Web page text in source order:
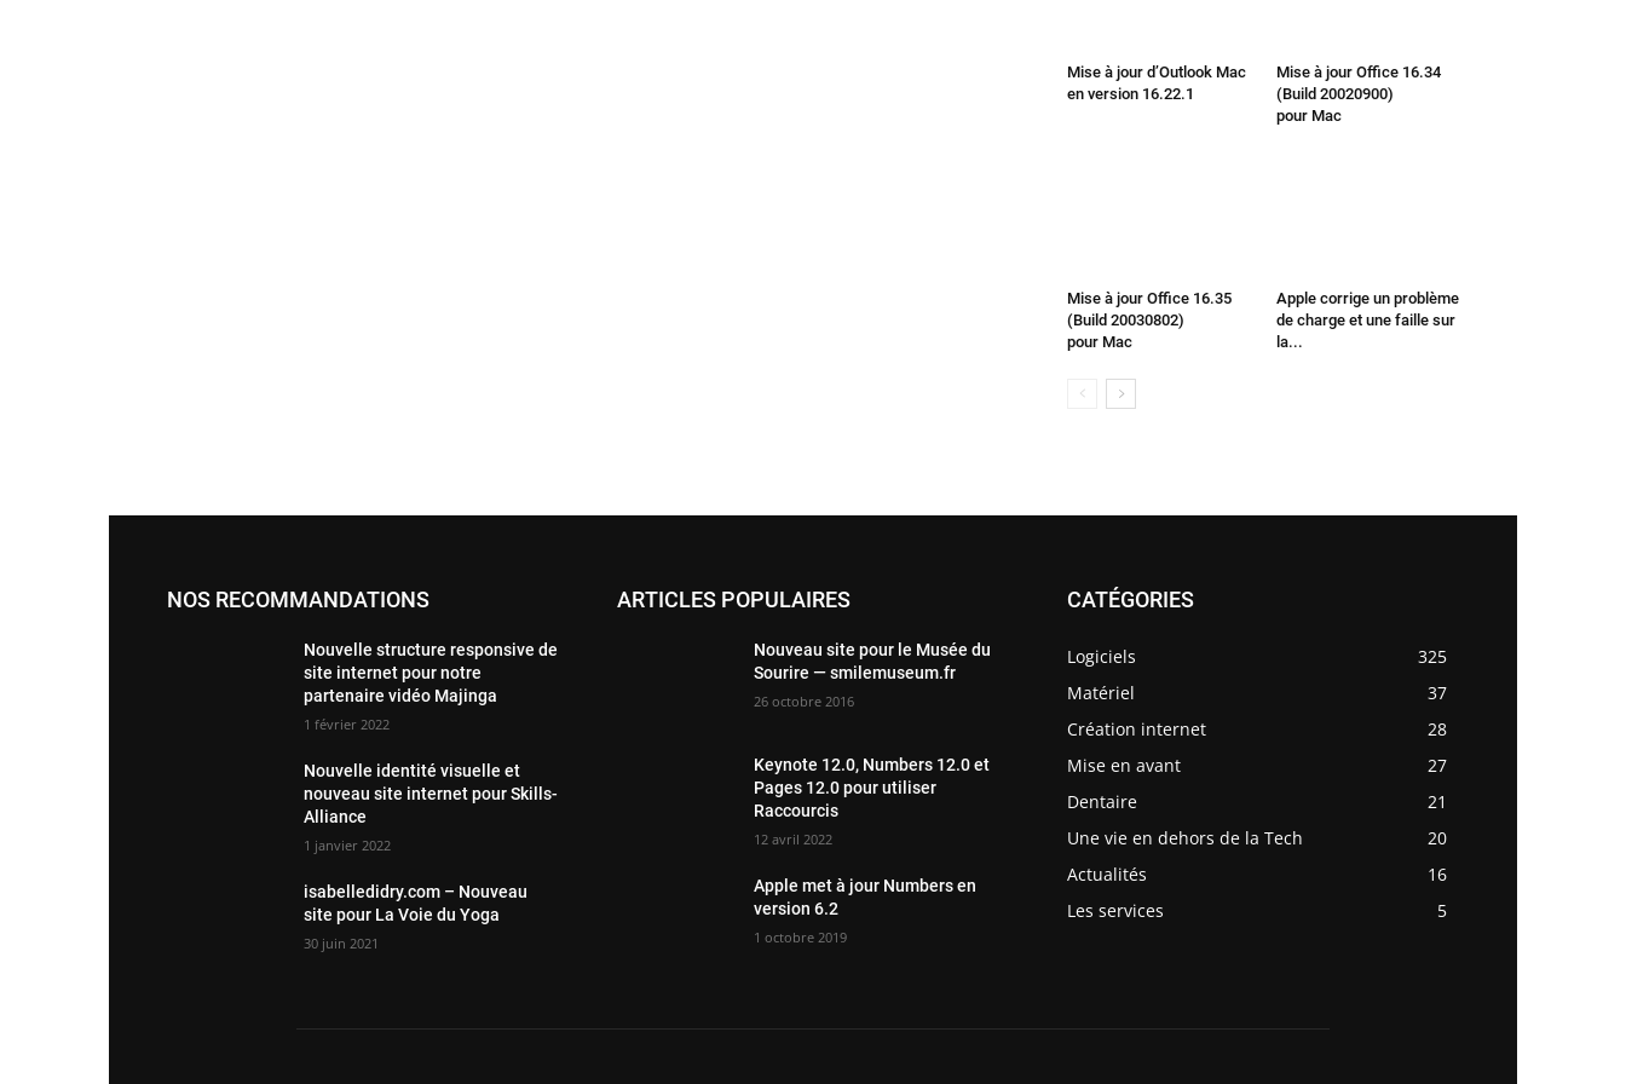
Mise à jour d’Outlook Mac
en version 16.22.1
Mise à jour Office 16.34
(Build 20020900)
pour Mac
Mise à jour Office 16.35
(Build 20030802)
pour Mac
Apple corrige un problème
de charge et une faille sur
la...
NOS RECOMMANDATIONS
Nouvelle structure responsive de
site internet pour notre
partenaire vidéo Majinga
1 février 2022
Nouvelle identité visuelle et
nouveau site internet pour Skills-
Alliance
1 janvier 2022
isabelledidry.com – Nouveau
site pour La Voie du Yoga
30 juin 2021
ARTICLES POPULAIRES
Nouveau site pour le Musée du
Sourire — smilemuseum.fr
26 octobre 2016
Keynote 12.0, Numbers 12.0 et
Pages 12.0 pour utiliser
Raccourcis
12 avril 2022
Apple met à jour Numbers en
version 6.2
1 octobre 2019
CATÉGORIES
Logiciels
325
Matériel
37
Création internet
28
Mise en avant
27
Dentaire
21
Une vie en dehors de la Tech
20
Actualités
16
Les services
5